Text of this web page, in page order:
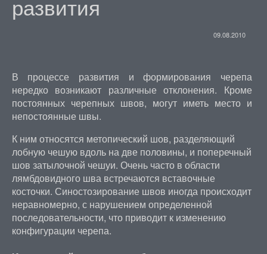
развития
09.08.2010
В процессе развития и формирования черепа
нередко возникают различные отклонения. Кроме
постоянных черепных швов, могут иметь место и
непостоянные швы.
К ним относятся метопический шов, разделяющий
лобную чешую вдоль на две половины, и поперечный
шов затылочной чешуи. Очень часто в области
лямбдовидного шва встречаются вставочные
косточки. Синостозирование швов иногда происходит
неравномерно, с нарушением определенной
последовательности, что приводит к изменению
конфигурации черепа.